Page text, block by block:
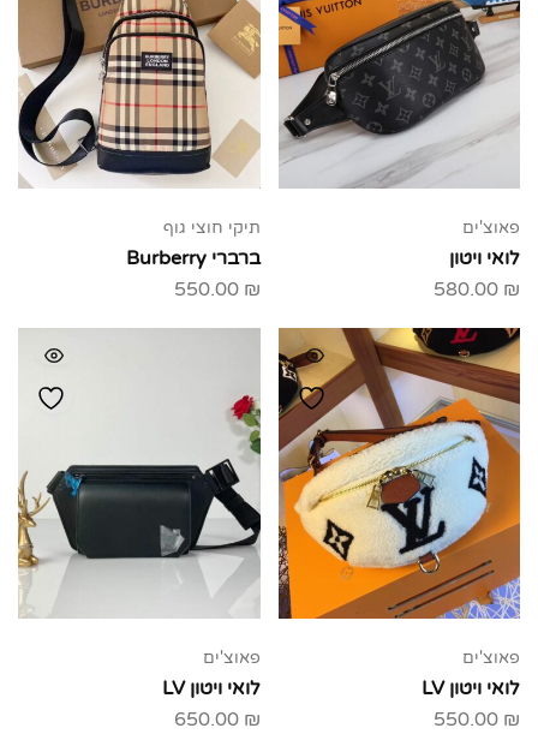
פאוצ'ים
לואי ויטון
580.00 ₪
תיקי חוצי גוף
ברברי Burberry
550.00 ₪
פאוצ'ים
לואי ויטון LV
550.00 ₪
פאוצ'ים
לואי ויטון LV
650.00 ₪